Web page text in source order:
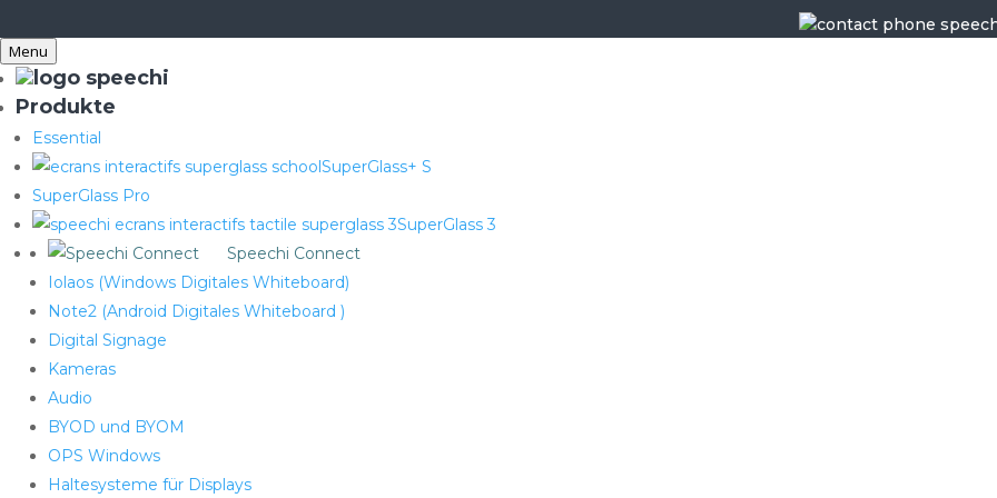
Menu
Produkte
Essential
SuperGlass+ S
SuperGlass Pro
SuperGlass 3
Speechi Connect
Iolaos (Windows Digitales Whiteboard)
Note2 (Android Digitales Whiteboard )
Digital Signage
Kameras
Audio
BYOD und BYOM
OPS Windows
Haltesysteme für Displays